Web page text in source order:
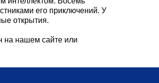
его приключений. У
открытия.
на нашем сайте или